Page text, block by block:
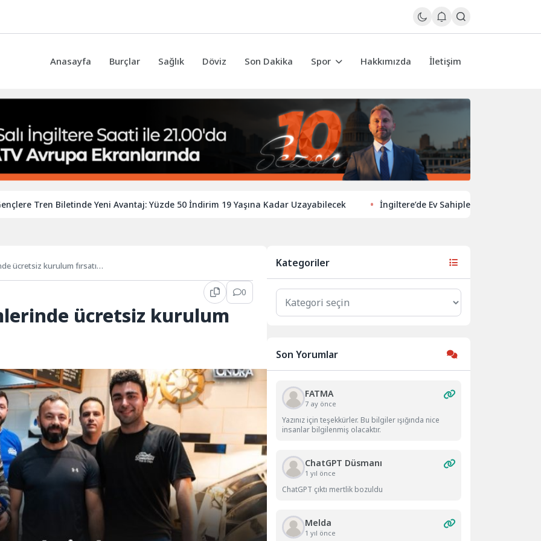
Anasayfa Burçlar Sağlık Döviz Son Dakika Spor Hakkımızda İletişim
Tren Biletinde Yeni Avantaj: Yüzde 50 İndirim 19 Yaşına Kadar Uzayabilecek İngiltere’de Ev Sahiplerinden Yeni Yönelim:
ücretsiz kurulum fırsatı…
0
ücretsiz kurulum
Kategoriler
Kategoriler
Son Yorumlar
FATMA
7 ay önce
Yazınız için teşekkürler. Bu bilgiler ışığında nice
insanlar bilgilenmiş olacaktır.
ChatGPT Düsmanı
1 yıl önce
ChatGPT çıktı mertlik bozuldu
Melda
1 yıl önce